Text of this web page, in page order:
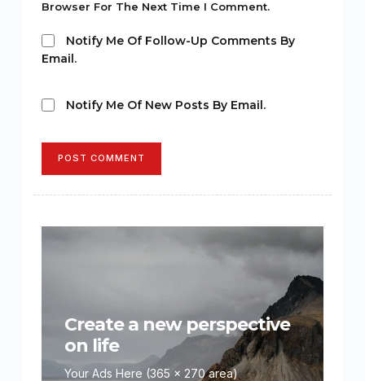
Browser For The Next Time I Comment.
Notify Me Of Follow-Up Comments By
Email.
Notify Me Of New Posts By Email.
POST COMMENT
Create a new perspective
on life
Your Ads Here (365 x 270 area)